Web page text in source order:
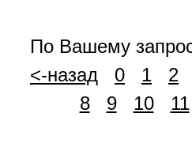
По Вашему
<-назад
0 1 2
8
9 10 11